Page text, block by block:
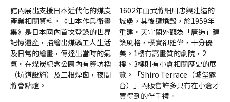
館內展出支援日本近代化的煤炭
產業相關資料。《山本作兵衛畫
集》是日本國內首次登錄的世界
記憶遺產，描繪出煤礦工人生活
及日常的繪畫，傳達出當時的氣
氛。在煤炭紀念公園內有豎坑櫓
（坑道設施）及二根煙囪，夜間
將會點燈。
1602年由武將細川忠興建造的
城堡，其後遭燒毀，於1959年
重建。天守閣外觀為「唐造」建
築風格，樸實卻雄偉，十分優
美。1樓有高畫質的劇院，2
樓、3樓則有小倉相關歷史的展
覽。「Shiro Terrace（城堡露
台）」內販售許多只有在小倉才
買得到的伴手禮。